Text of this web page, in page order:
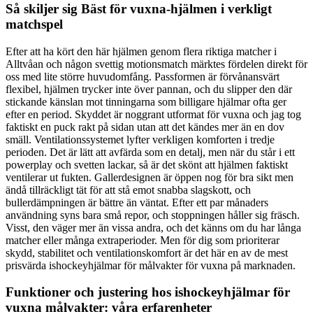
Så skiljer sig Bäst för vuxna-hjälmen i verkligt
matchspel
Efter att ha kört den här hjälmen genom flera riktiga matcher i
Alltvåan och någon svettig motionsmatch märktes fördelen direkt för
oss med lite större huvudomfång. Passformen är förvånansvärt
flexibel, hjälmen trycker inte över pannan, och du slipper den där
stickande känslan mot tinningarna som billigare hjälmar ofta ger
efter en period. Skyddet är noggrant utformat för vuxna och jag tog
faktiskt en puck rakt på sidan utan att det kändes mer än en dov
smäll. Ventilationssystemet lyfter verkligen komforten i tredje
perioden. Det är lätt att avfärda som en detalj, men när du står i ett
powerplay och svetten lackar, så är det skönt att hjälmen faktiskt
ventilerar ut fukten. Gallerdesignen är öppen nog för bra sikt men
ändå tillräckligt tät för att stå emot snabba slagskott, och
bullerdämpningen är bättre än väntat. Efter ett par månaders
användning syns bara små repor, och stoppningen håller sig fräsch.
Visst, den väger mer än vissa andra, och det känns om du har långa
matcher eller många extraperioder. Men för dig som prioriterar
skydd, stabilitet och ventilationskomfort är det här en av de mest
prisvärda ishockeyhjälmar för målvakter för vuxna på marknaden.
Funktioner och justering hos ishockeyhjälmar för
vuxna målvakter: våra erfarenheter